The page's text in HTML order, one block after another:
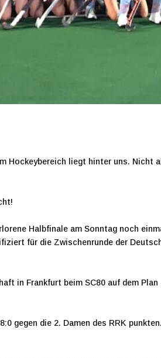
Hockeybereich liegt hinter uns. Nicht
Halbfinale am Sonntag noch
für die Zwischenrunde der
in Frankfurt beim SC80 auf dem
gegen die 2. Damen des RRK